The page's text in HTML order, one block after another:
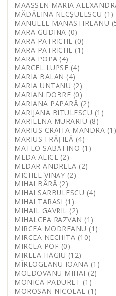
MAASSEN MARIA
MĂDĂLINA NECȘULESCU (1)
MANUELL MANASTIREANU
MARA GUDINA (0)
MARA PATRICHE (0)
MARA PATRICHE (1)
MARA POPA (4)
MARCEL LUPSE (4)
MARIA BALAN (4)
MARIA UNTANU (2)
MARIAN DOBRE (0)
MARIANA PAPARĂ (2)
MARIJANA BITULESCU (1)
MARILENA MURARIU (8)
MARIUS CRAITA MANDRA (1)
MARIUS FRĂȚILĂ (4)
MATEO SABATINO (1)
MEDA ALICE (2)
MEDAR ANDREEA (2)
MICHEL VINAY (2)
MIHAI BÂRĂ (2)
MIHAI SARBULESCU (4)
MIHAI TARASI (1)
MIHAIL GAVRIL (2)
MIHALCEA RAZVAN (1)
MIRCEA MODREANU (1)
MIRCEA NECHITA (10)
MIRCEA POP (0)
MIRELA HAGIU (12)
MÎRLOGEANU IOANA (1)
MOLDOVANU MIHAI (2)
MONICA PADURET (1)
MOROSAN NICOLAE (1)